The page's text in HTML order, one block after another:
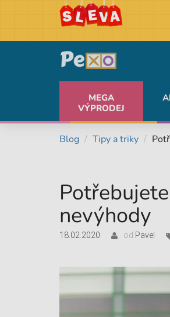
MEGA
VÝPRODEJ
Blog Tipy a triky
nevýhody
18.02.2020 od Pavel